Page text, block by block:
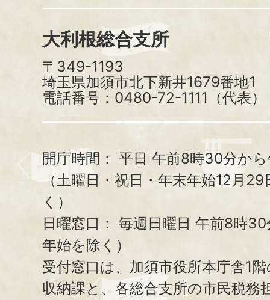
大利根総合支所
〒349-1193
埼玉県加須市北下新井1679番地1
電話番号：0480-72-1111（代表）
開庁時間： 平日 午前8時30分か
（土曜日・祝日・年末年始12月
く）
日曜窓口： 毎週日曜日 午前8時
年始を除く）
受付窓口は、加須市役所本庁舎1
収納課と、 各総合支所の市民税務